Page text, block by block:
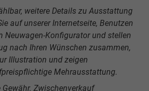
weitere Details zu Ausstattung
auf unserer Internetseite, Benutzen
Neuwagen-Konfigurator und stellen
nach Ihren Wünschen zusammen,
Illustration und zeigen
Mehrausstattung.
Zwischenverkauf